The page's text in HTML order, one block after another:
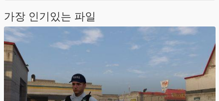
가장 인기있는 파일